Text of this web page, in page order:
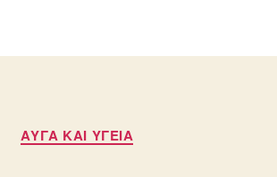
Κατηγορίες
ΑΥΓΆ ΚΑΙ ΥΓΕΊΑ